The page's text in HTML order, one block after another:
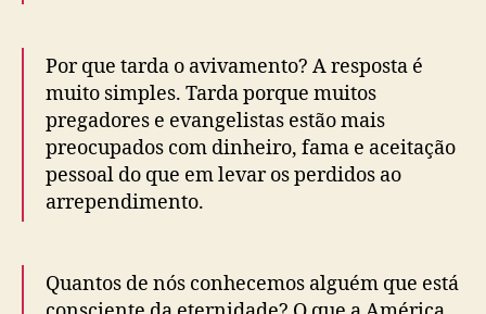
Por que tarda o avivamento? A resposta é
muito simples. Tarda porque muitos
pregadores e evangelistas estão mais
preocupados com dinheiro, fama e aceitação
pessoal do que em levar os perdidos ao
arrependimento.
Quantos de nós conhecemos alguém que está